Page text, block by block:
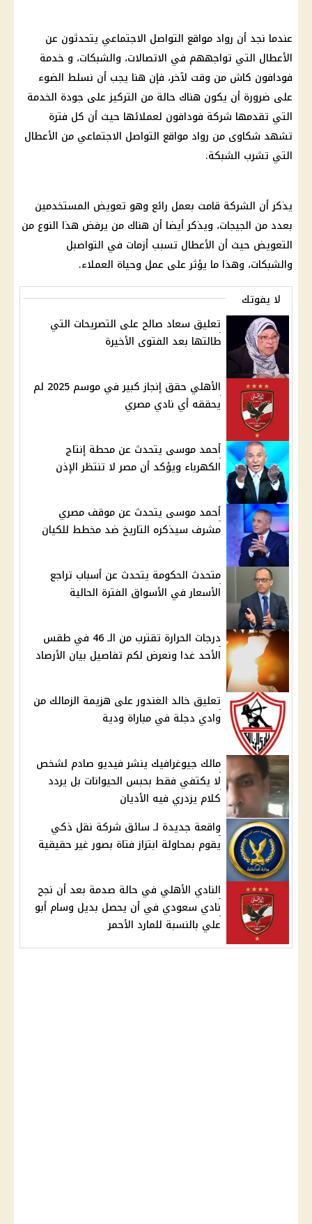
عندما نجد أن رواد مواقع التواصل الاجتماعي يتحدثون عن
الأعطال التي تواجههم في الاتصالات، والشبكات، و خدمة
فودافون كاش من وقت لآخر، فإن هنا يجب أن نسلط الضوء
على ضرورة أن يكون هناك حالة من التركيز على جودة الخدمة
التي تقدمها شركة فودافون لعملائها حيث أن كل فترة
تشهد شكاوى من رواد مواقع التواصل الاجتماعي من الأعطال
التي تشرب الشبكة.
يذكر أن الشركة قامت بعمل رائع وهو تعويض المستخدمين
بعدد من الجيجات، ويذكر أيضا أن هناك من يرفض هذا النوع من
التعويض حيث أن الأعطال تسبب أزمات في التواصبل
والشبكات، وهذا ما يؤثر على عمل وحياة العملاء.
لا يفوتك
تعليق سعاد صالح على التصريحات التي
طالتها بعد الفتوى الأخيرة
الأهلي حقق إنجاز كبير في موسم 2025 لم
يحققه أي نادي مصري
أحمد موسى يتحدث عن محطة إنتاج
الكهرباء ويؤكد أن مصر لا تنتظر الإذن
أحمد موسى يتحدث عن موقف مصري
مشرف سيذكره التاريخ ضد مخطط للكيان
متحدث الحكومة يتحدث عن أسباب تراجع
الأسعار في الأسواق الفترة الحالية
درجات الحرارة تقترب من الـ 46 في طقس
الأحد غدا ونعرض لكم تفاصيل بيان الأرصاد
تعليق خالد الغندور على هزيمة الزمالك من
وادي دجلة في مباراة ودية
مالك جيوغرافيك ينشر فيديو صادم لشخص
لا يكتفي فقط بحبس الحيوانات بل يردد
كلام يزدري فيه الأديان
واقعة جديدة لـ سائق شركة نقل ذكي
يقوم بمحاولة ابتزاز فتاة بصور غير حقيقية
النادي الأهلي في حالة صدمة بعد أن نجح
نادي سعودي في أن يحصل بديل وسام أبو
علي بالنسبة للمارد الأحمر